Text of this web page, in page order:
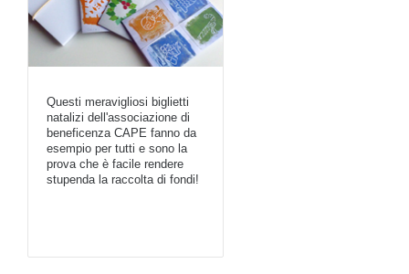
Questi meravigliosi biglietti
natalizi dell'associazione di
beneficenza CAPE fanno da
esempio per tutti e sono la
prova che è facile rendere
stupenda la raccolta di fondi!